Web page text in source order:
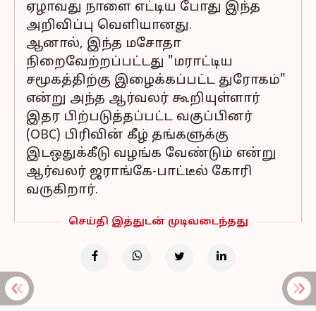
ஏழாவது நாளை எட்டிய போது இந்த
அறிவிப்பு வெளியானது.
ஆனால், இந்த மசோதா
நிறைவேற்றப்பட்டது "மராட்டிய
சமூகத்திற்கு இழைக்கப்பட்ட துரோகம்"
என்று அந்த ஆர்வலர் கூறியுள்ளார்
இதர பிற்படுத்தப்பட்ட வகுப்பினர்
(OBC) பிரிவின் கீழ் தங்களுக்கு
இடஒதுக்கீடு வழங்க வேண்டும் என்று
ஆர்வலர் ஜராங்கே-பாட்டீல் கோரி
வருகிறார்.
செய்தி இத்துடன் முடிவடைந்தது